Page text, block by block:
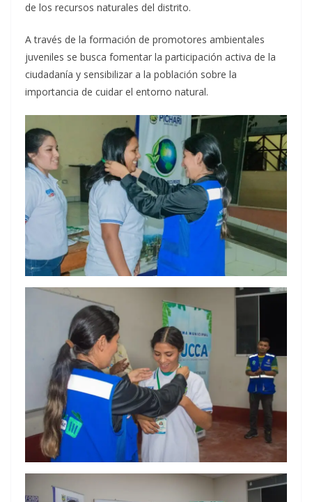
de los recursos naturales del distrito.
A través de la formación de promotores ambientales
juveniles se busca fomentar la participación activa de la
ciudadanía y sensibilizar a la población sobre la
importancia de cuidar el entorno natural.